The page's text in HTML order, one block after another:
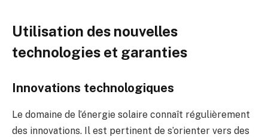
Utilisation des nouvelles
technologies et garanties
Innovations technologiques
Le domaine de l’énergie solaire connaît régulièrement
des innovations. Il est pertinent de s’orienter vers des